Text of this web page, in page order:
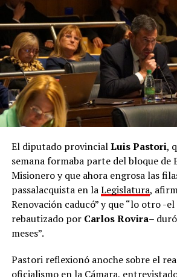
El diputado provincialLuis Pastori,
semana formaba parte del bloque de
Misionero y que ahora engrosa las
passalacquista en laLegislatura,
Renovación caducó” y que “lo otro -el
rebautizado por Carlos Rovira–
meses”.
Pastori reflexionó anoche sobre el
oficialismo en la Cámara,